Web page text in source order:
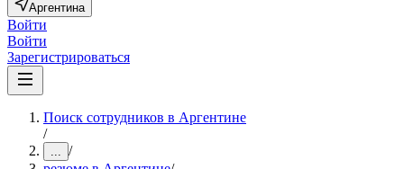
Аргентина
Войти
Войти
Зарегистрироваться
Поиск сотрудников в Аргентине
/
... /